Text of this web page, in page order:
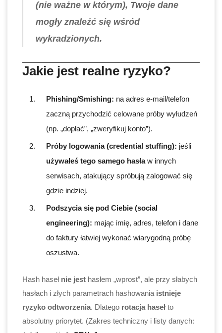
(nie ważne w którym), Twoje dane
mogły znaleźć się wśród
wykradzionych.
Jakie jest realne ryzyko?
Phishing/Smishing: na adres e-mail/telefon
zaczną przychodzić celowane próby wyłudzeń
(np. „dopłać”, „zweryfikuj konto”).
Próby logowania (credential stuffing): jeśli
używałeś tego samego hasław innych
serwisach, atakujący spróbują zalogować się
gdzie indziej.
Podszycia się pod Ciebie (social
engineering): mając imię, adres, telefon i dane
do faktury łatwiej wykonać wiarygodną próbę
oszustwa.
Hash haseł nie jest hasłem „wprost”, ale przy słabych
hasłach i złych parametrach hashowania istnieje
ryzyko odtworzenia. Dlatego rotacja haseł to
absolutny priorytet. (Zakres techniczny i listy danych: